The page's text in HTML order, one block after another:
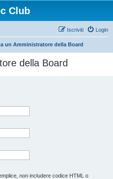
Club
Login
Iscriviti
un Amministratore della Board
della Board
non includere codice HTML o